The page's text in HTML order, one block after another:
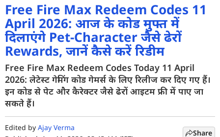
होम
न्यूज़
रिव्यू
मोबाइल फोन्स
गेमिंग
Free Fire Max Redeem Codes 11
April 2026: आज के कोड मुफ्त में
दिलाएंगे Pet-Character जैसे ढेरों
Rewards, जानें कैसे करें रिडीम
Free Fire Max Redeem Codes Today 11 April
2026: लेटेस्ट गेमिंग कोड गेमर्स के लिए रिलीज कर दिए गए हैं।
इन कोड से पेट और कैरेक्टर जैसे ढेरों आइटम फ्री में पाए जा
सकते हैं।
Edited by Ajay Verma
Share